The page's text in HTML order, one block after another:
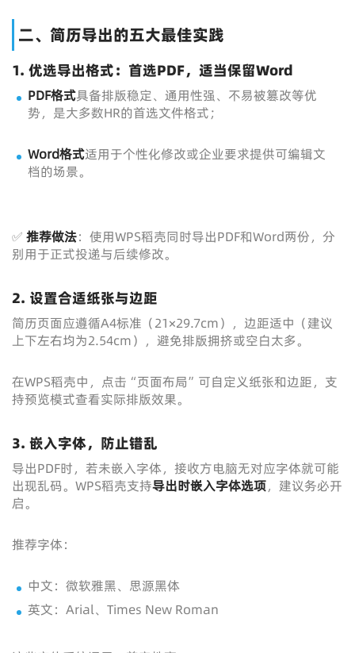
二、简历导出的五大最佳实践
1. 优选导出格式：首选PDF，适当保留Word
PDF格式具备排版稳定、通用性强、不易被篡改等优
势，是大多数HR的首选文件格式；
Word格式适用于个性化修改或企业要求提供可编辑文
档的场景。
✅ 推荐做法：使用WPS稻壳同时导出PDF和Word两份，分
别用于正式投递与后续修改。
2. 设置合适纸张与边距
简历页面应遵循A4标准（21×29.7cm），边距适中（建议
上下左右均为2.54cm），避免排版拥挤或空白太多。
在WPS稻壳中，点击“页面布局”可自定义纸张和边距，支
持预览模式查看实际排版效果。
3. 嵌入字体，防止错乱
导出PDF时，若未嵌入字体，接收方电脑无对应字体就可能
出现乱码。WPS稻壳支持导出时嵌入字体选项，建议务必开
启。
推荐字体：
中文：微软雅黑、思源黑体
英文：Arial、Times New Roman